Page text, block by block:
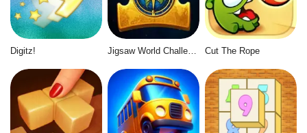
Digitz! Jigsaw World Challenge Cut The Rope